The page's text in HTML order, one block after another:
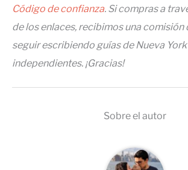
Código de confianza. Si compras a
de los enlaces, recibimos una comisión
seguir escribiendo guías de Nueva
independientes. ¡Gracias!
Sobre el autor